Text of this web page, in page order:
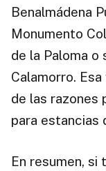
Benalmádena
Monumento
de la Paloma
Calamorro.
de las razones
para estancias
En resumen, si